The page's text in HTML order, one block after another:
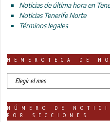
Noticias de última hora en
Noticias Tenerife Norte
Términos legales
HEMEROTECA DE
HEMEROTECA
DE
NÚMERO DE
POR SECCIONES